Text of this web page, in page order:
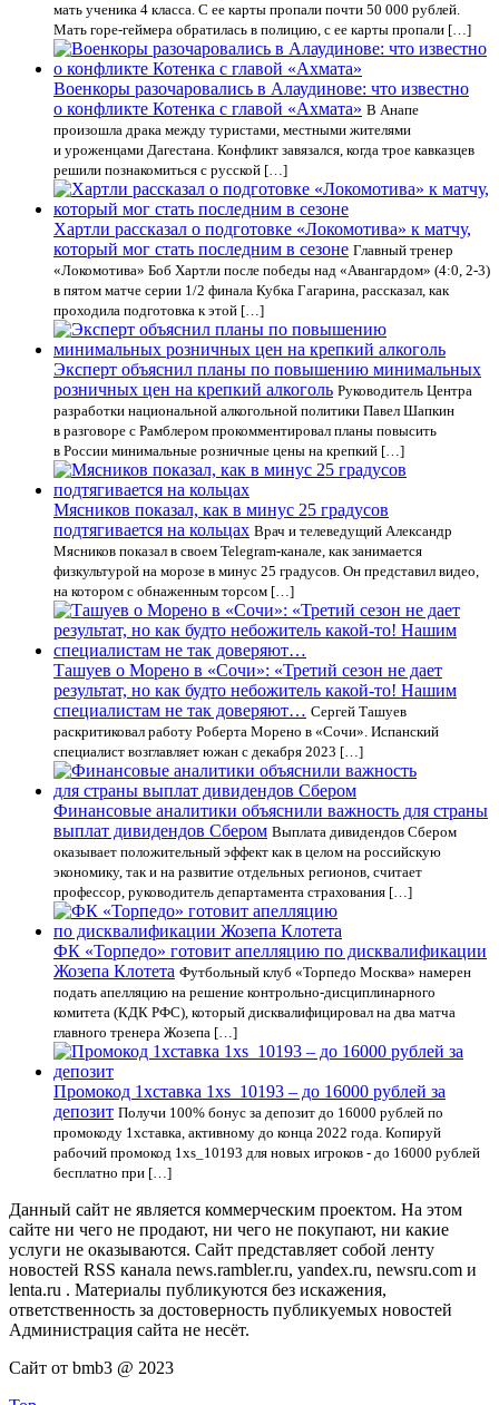
мать ученика 4 класса. С ее карты пропали почти 50 000 рублей.
Мать горе-геймера обратилась в полицию, с ее карты пропали […]
Военкоры разочаровались в Алаудинове: что известно
о конфликте Котенка с главой «Ахмата» В Анапе
произошла драка между туристами, местными жителями
и уроженцами Дагестана. Конфликт завязался, когда трое кавказцев
решили познакомиться с русской […]
Хартли рассказал о подготовке «Локомотива» к матчу,
который мог стать последним в сезоне Главный тренер
«Локомотива» Боб Хартли после победы над «Авангардом» (4:0, 2-3)
в пятом матче серии 1/2 финала Кубка Гагарина, рассказал, как
проходила подготовка к этой […]
Эксперт объяснил планы по повышению минимальных
розничных цен на крепкий алкоголь Руководитель Центра
разработки национальной алкогольной политики Павел Шапкин
в разговоре с Рамблером прокомментировал планы повысить
в России минимальные розничные цены на крепкий […]
Мясников показал, как в минус 25 градусов
подтягивается на кольцах Врач и телеведущий Александр
Мясников показал в своем Telegram-канале, как занимается
физкультурой на морозе в минус 25 градусов. Он представил видео,
на котором с обнаженным торсом […]
Ташуев о Морено в «Сочи»: «Третий сезон не дает
результат, но как будто небожитель какой-то! Нашим
специалистам не так доверяют… Сергей Ташуев
раскритиковал работу Роберта Морено в «Сочи». Испанский
специалист возглавляет южан с декабря 2023 […]
Финансовые аналитики объяснили важность для страны
выплат дивидендов Сбером Выплата дивидендов Сбером
оказывает положительный эффект как в целом на российскую
экономику, так и на развитие отдельных регионов, считает
профессор, руководитель департамента страхования […]
ФК «Торпедо» готовит апелляцию по дисквалификации
Жозепа Клотета Футбольный клуб «Торпедо Москва» намерен
подать апелляцию на решение контрольно-дисциплинарного
комитета (КДК РФС), который дисквалифицировал на два матча
главного тренера Жозепа […]
Промокод 1хставка 1xs_10193 – до 16000 рублей за
депозит Получи 100% бонус за депозит до 16000 рублей по
промокоду 1хставка, активному до конца 2022 года. Копируй
рабочий промокод 1xs_10193 для новых игроков - до 16000 рублей
бесплатно при […]
Данный сайт не является коммерческим проектом. На этом
сайте ни чего не продают, ни чего не покупают, ни какие
услуги не оказываются. Сайт представляет собой ленту
новостей RSS канала news.rambler.ru, yandex.ru, newsru.com и
lenta.ru . Материалы публикуются без искажения,
ответственность за достоверность публикуемых новостей
Администрация сайта не несёт.
Сайт от bmb3 @ 2023